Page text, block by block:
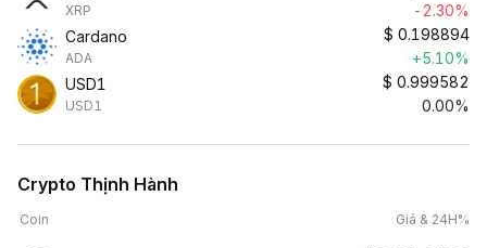
XRP
-2.30%
Cardano
ADA
$ 0.198894
+5.10%
USD1
USD1
$ 0.999582
0.00%
Crypto Thịnh Hành
Coin Giá & 24H%